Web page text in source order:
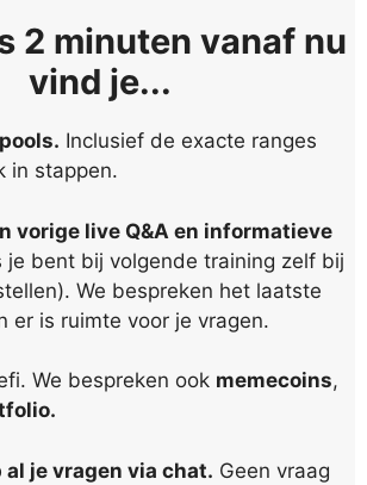
2 minuten vanaf nu
vind je...
Inclusief de exacte ranges
in stappen.
vorige live Q&A en informatieve
je bent bij volgende training zelf bij
We bespreken het laatste
er is ruimte voor je vragen.
We bespreken ook memecoins,
je vragen via chat. Geen vraag